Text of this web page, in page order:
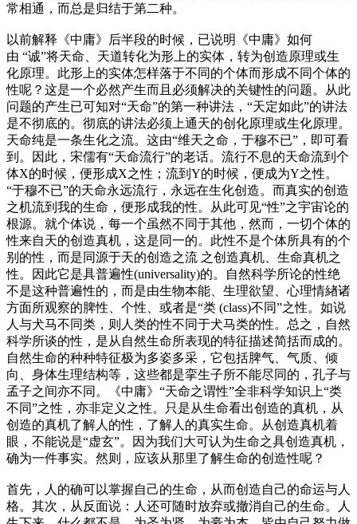
常相通，而总是归结于第二种。
以前解释《中庸》后半段的时候，已说明《中庸》如何
由 “诚”将天命、天道转化为形上的实体，转为创造原理或生
化原理。此形上的实体怎样落于不同的个体而形成不同个体的
性呢？这是一个必然产生而且必须解决的关键性的问题。从此
问题的产生已可知对“天命”的第一种讲法，“天定如此”的讲法
是不彻底的。彻底的讲法必须上通天的创化原理或生化原理。
天命纯是一条生化之流。这由“维天之命，于穆不已”，即可看
到。因此，宋儒有“天命流行”的老话。流行不息的天命流到个
体X的时候，便形成X之性；流到Y的时候，便成为Y之性。
“于穆不已”的天命永远流行，永远在生化创造。而真实的创造
之机流到我的生命，便形成我的性。从此可见“性”之宇宙论的
根源。就个体说，每一个虽然不同于其他，然而，一切个体的
性来自天的创造真机，这是同一的。此性不是个体所具有的个
别的性，而是同源于天的创造之流 之创造真机、生命真机之
性。因此它是具普遍性(universality)的。自然科学所论的性绝
不是这种普遍性的，而是由生物本能、生理欲望、心理情緖诸
方面所观察的脾性、个性、或者是“类 (class)不同”之性。如说
人与犬马不同类，则人类的性不同于犬马类的性。总之，自然
科学所谈的性，是从自然生命所表现的特征描述简括而成的。
自然生命的种种特征极为多姿多采，它包括脾气、气质、倾
向、身体生理结构等，这些都是挛生子所不能尽同的，孔子与
孟子之间亦不同。《中庸》“天命之谓性”全非科学知识上“类
不同”之性，亦非定义之性。只是从生命看出创造的真机，从
创造的真机了解人的性，了解人的真实生命。从创造真机着
眼，不能说是“虚玄”。因为我们大可认为生命之具创造真机，
确为一件事实。然则，应该从那里了解生命的创造性呢？
首先，人的确可以掌握自己的生命，从而创造自己的命运与人
格。其次，从反面说：人还可随时放弃或撤消自己的生命。人